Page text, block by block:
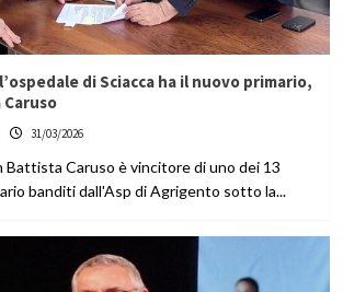
di Sciacca ha il nuovo primario,
31/03/2026
Battista Caruso è vincitore di uno dei 13
banditi dall'Asp di Agrigento sotto la...